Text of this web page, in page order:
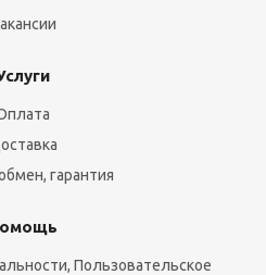
гарантия
Пользовательское